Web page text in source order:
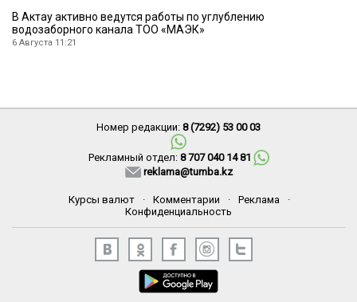
В Актау активно ведутся работы по углублению
водозаборного канала ТОО «МАЭК»
6 Августа 11:21
Номер редакции: 8 (7292) 53 00 03
Рекламный отдел: 8 707 040 14 81
reklama@tumba.kz
Курсы валют · Комментарии · Реклама
·
Конфиденциальность